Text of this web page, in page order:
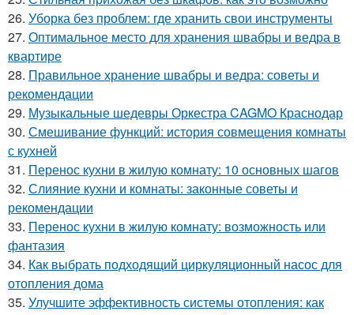
26. Уборка без проблем: где хранить свои инструменты
27. Оптимальное место для хранения швабры и ведра в
квартире
28. Правильное хранение швабры и ведра: советы и
рекомендации
29. Музыкальные шедевры Оркестра CAGMO Краснодар
30. Смешивание функций: история совмещения комнаты
с кухней
31. Перенос кухни в жилую комнату: 10 основных шагов
32. Слияние кухни и комнаты: законные советы и
рекомендации
33. Перенос кухни в жилую комнату: возможность или
фантазия
34. Как выбрать подходящий циркуляционный насос для
отопления дома
35. Улучшите эффективность системы отопления: как